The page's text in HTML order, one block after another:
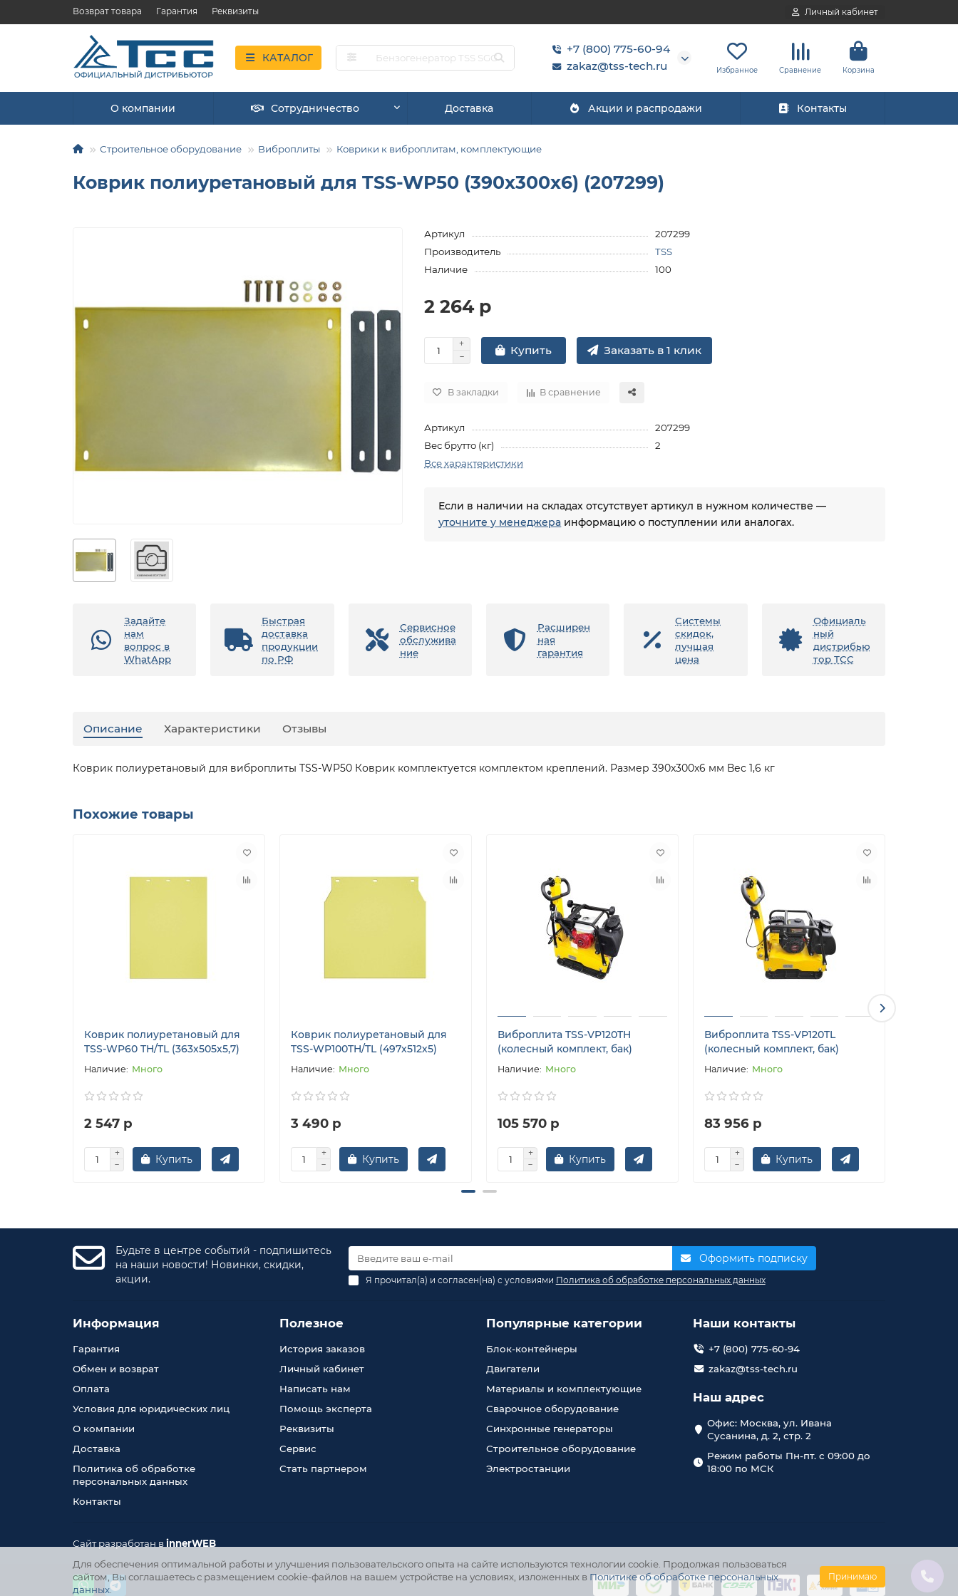
Возврат товара Гарантия Реквизиты Личный кабинет
КАТАЛОГ
+7 (800) 775-60-94
zakaz@tss-tech.ru
Избранное Сравнение Корзина
О компании Сотрудничество Доставка Акции и распродажи Контакты
Строительное оборудование Виброплиты Коврики к виброплитам, комплектующие
Коврик полиуретановый для TSS-WP50 (390x300x6) (207299)
Артикул
207299
Производитель
TSS
Наличие
100
2 264 р
Купить Заказать в 1 клик
В закладки В сравнение
Артикул
207299
Вес брутто (кг)
2
Все характеристики
Если в наличии на складах отсутствует артикул в нужном количестве —
уточните у менеджера информацию о поступлении или аналогах.
Задайте
нам
вопрос в
WhatApp
Быстрая
доставка
продукции
по РФ
Сервисное
обслужива
ние
Расширен
ная
гарантия
Системы
скидок,
лучшая
цена
Официаль
ный
дистрибью
тор ТСС
Описание Характеристики Отзывы
Коврик полиуретановый для виброплиты TSS-WP50 Коврик комплектуется комплектом креплений. Размер 390x300x6 мм Вес 1,6 кг
Похожие товары
Коврик полиуретановый для
TSS-WP60 TH/TL (363х505х5,7)
Много
2 547 р
Купить
Коврик полиуретановый для
TSS-WP100TH/TL (497х512х5)
Много
3 490 р
Купить
Виброплита TSS-VP120TH
(колесный комплект, бак)
Много
105 570 р
Купить
Виброплита TSS-VP120TL
(колесный комплект, бак)
Много
83 956 р
Купить
Для обеспечения оптимальной работы и улучшения пользовательского опыта на сайте используются технологии cookie. Продолжая пользоваться
сайтом, Вы соглашаетесь с размещением cookie-файлов на вашем устройстве на условиях, изложенных в Политике об обработке персональных
данных.
Принимаю
Будьте в центре событий - подпишитесь
на наши новости! Новинки, скидки,
акции.
Оформить подписку
Я прочитал(а) и согласен(на) с условиями Политика об обработке персональных данных
Информация
Гарантия
Обмен и возврат
Оплата
Условия для юридических лиц
О компании
Доставка
Политика об обработке
персональных данных
Контакты
Полезное
История заказов
Личный кабинет
Написать нам
Помощь эксперта
Реквизиты
Сервис
Стать партнером
Популярные категории
Блок-контейнеры
Двигатели
Материалы и комплектующие
Сварочное оборудование
Синхронные генераторы
Строительное оборудование
Электростанции
Наши контакты
+7 (800) 775-60-94
zakaz@tss-tech.ru
Наш адрес
Офис: Москва, ул. Ивана
Сусанина, д. 2, стр. 2
Режим работы Пн-пт. с 09:00 до
18:00 по МСК
Сайт разработан вinnerWEB